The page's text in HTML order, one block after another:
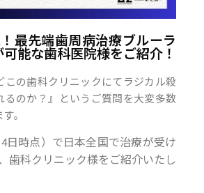
最先端歯周病治療ブルーラ
能な歯科医院様をご紹介！
この歯科クリニックにてラジカル殺
るのか？』というご質問を大変多数
。
日時点）で日本全国で治療が受け
歯科クリニック様をご紹介いたし